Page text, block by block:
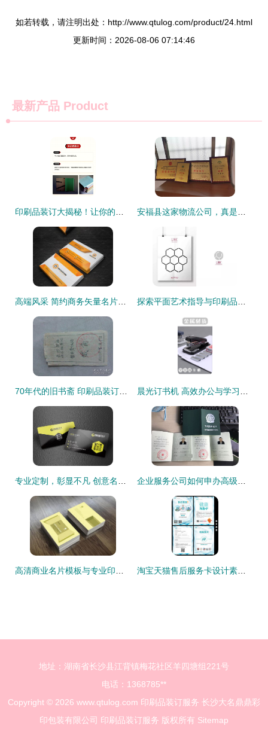
如若转载，请注明出处：http://www.qtulog.com/product/24.html
更新时间：2026-08-06 07:14:46
最新产品 Product
地址：湖南省长沙县江背镇梅花社区羊四塘组221号
电话：1368785**
Copyright © 2026 www.qtulog.com 印刷品装订服务 长沙大名鼎鼎彩
印包装有限公司 印刷品装订服务 版权所有 Sitemap